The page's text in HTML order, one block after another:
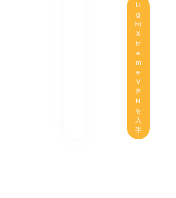
Li
g
ht
X
tr
e
m
e
V
P
N
を
入
手